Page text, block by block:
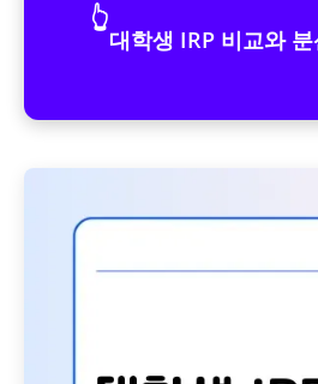
👆
대학생 IRP 비교와